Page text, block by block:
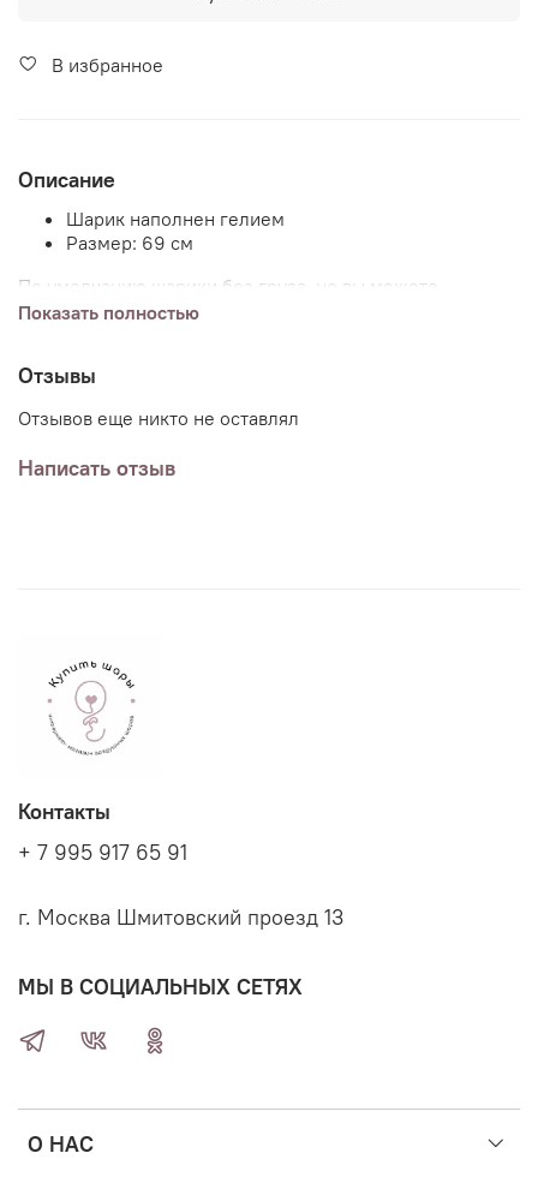
В избранное
Описание
Шарик наполнен гелием
Размер: 69 см
По умолчанию шарики без груза, но вы можете
добавить груз (или несколько) к заказу указав в
Показать полностью
Отзывы
Отзывов еще никто не оставлял
Написать отзыв
О НАС
Контакты
+ 7 995 917 65 91
г. Москва Шмитовский проезд 13
МЫ В СОЦИАЛЬНЫХ СЕТЯХ